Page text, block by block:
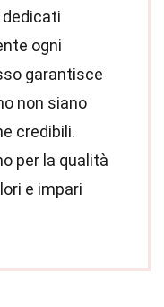
dedicati
ogni
garantisce
non siano
credibili.
per la qualità
e impari